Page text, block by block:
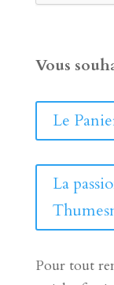
Vous
Le
La
Pour tout